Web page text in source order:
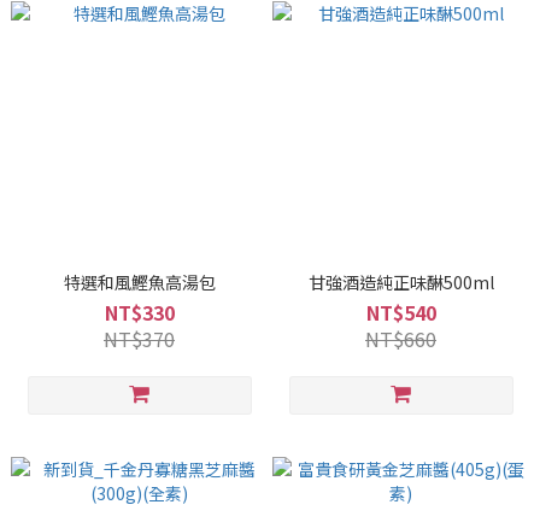
特選和風鰹魚高湯包
NT$330
NT$370
甘強酒造純正味醂500ml
NT$540
NT$660